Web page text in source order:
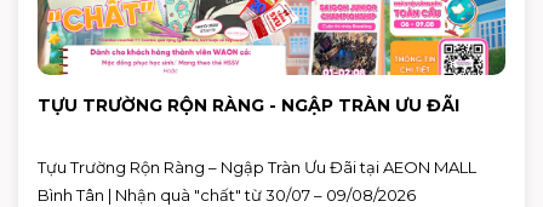
TỰU TRƯỜNG RỘN RÀNG - NGẬP TRÀN ƯU ĐÃI
Tựu Trường Rộn Ràng – Ngập Tràn Ưu Đãi tại AEON MALL
Bình Tân | Nhận quà "chất" từ 30/07 – 09/08/2026